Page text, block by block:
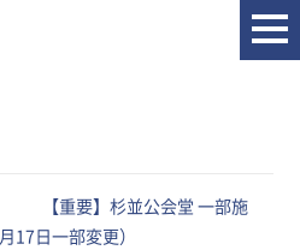
【重要】杉並公会堂 一部施
17日一部変更）